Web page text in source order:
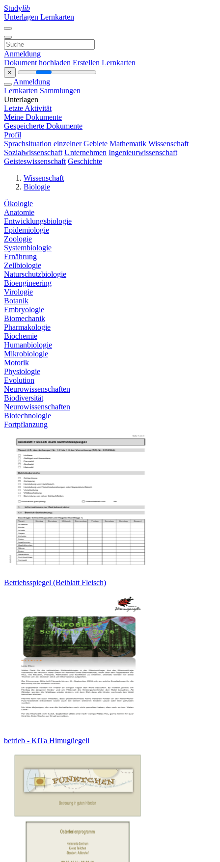
Studylib
Unterlagen Lernkarten
Anmeldung
Dokument hochladen Erstellen Lernkarten
×
Anmeldung
Lernkarten Sammlungen
Unterlagen
Letzte Aktivität
Meine Dokumente
Gespeicherte Dokumente
Profil
Sprachsituation einzelner Gebiete Mathematik Wissenschaft
Sozialwissenschaft Unternehmen Ingenieurwissenschaft
Geisteswissenschaft Geschichte
Wissenschaft
Biologie
Ökologie
Anatomie
Entwicklungsbiologie
Epidemiologie
Zoologie
Systembiologie
Ernährung
Zellbiologie
Naturschutzbiologie
Bioengineering
Virologie
Botanik
Embryologie
Biomechanik
Pharmakologie
Biochemie
Humanbiologie
Mikrobiologie
Motorik
Physiologie
Evolution
Neurowissenschaften
Biodiversität
Neurowissenschaften
Biotechnologie
Fortpflanzung
Betriebsspiegel (Beiblatt Fleisch)
betrieb - KiTa Himugüegeli